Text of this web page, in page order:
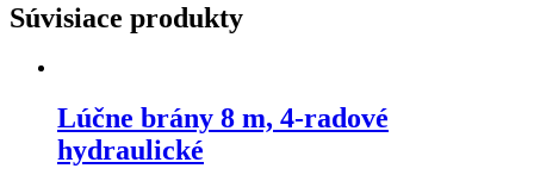
Súvisiace produkty
Lúčne brány 8 m, 4-radové
hydraulické